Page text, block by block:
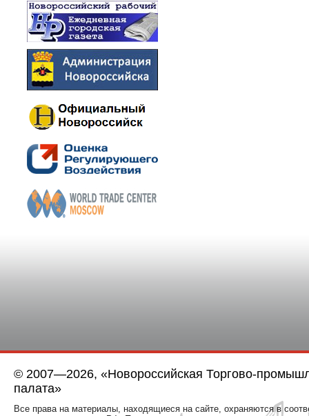
© 2007—2026, «Новороссийская Торгово-
палата»
Все права на материалы, находящиеся на сайте, охраняются в